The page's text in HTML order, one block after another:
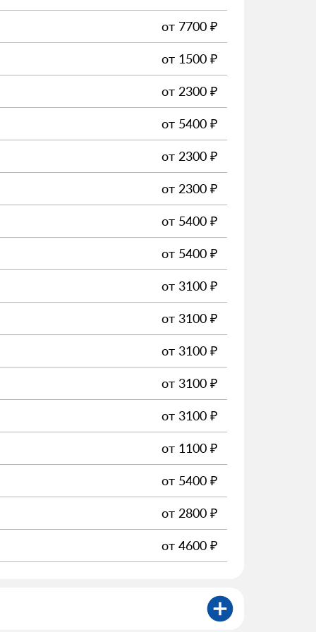
от 7700 ₽
от 1500 ₽
от 2300 ₽
от 5400 ₽
от 2300 ₽
от 2300 ₽
от 5400 ₽
от 5400 ₽
от 3100 ₽
от 3100 ₽
от 3100 ₽
от 3100 ₽
от 3100 ₽
от 1100 ₽
от 5400 ₽
от 2800 ₽
от 4600 ₽